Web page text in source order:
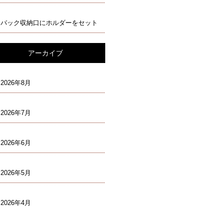
バック収納口にホルダーをセット
アーカイブ
2026年8月
2026年7月
2026年6月
2026年5月
2026年4月